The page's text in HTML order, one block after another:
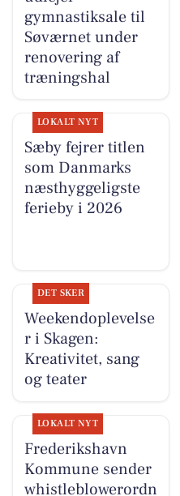
gymnastiksale til
Søværnet under
renovering af
træningshal
LOKALT NYT
Sæby fejrer titlen
som Danmarks
næsthyggeligste
ferieby i 2026
DET SKER
Weekendoplevelse
r i Skagen:
Kreativitet, sang
og teater
LOKALT NYT
Frederikshavn
Kommune sender
whistleblowerordn